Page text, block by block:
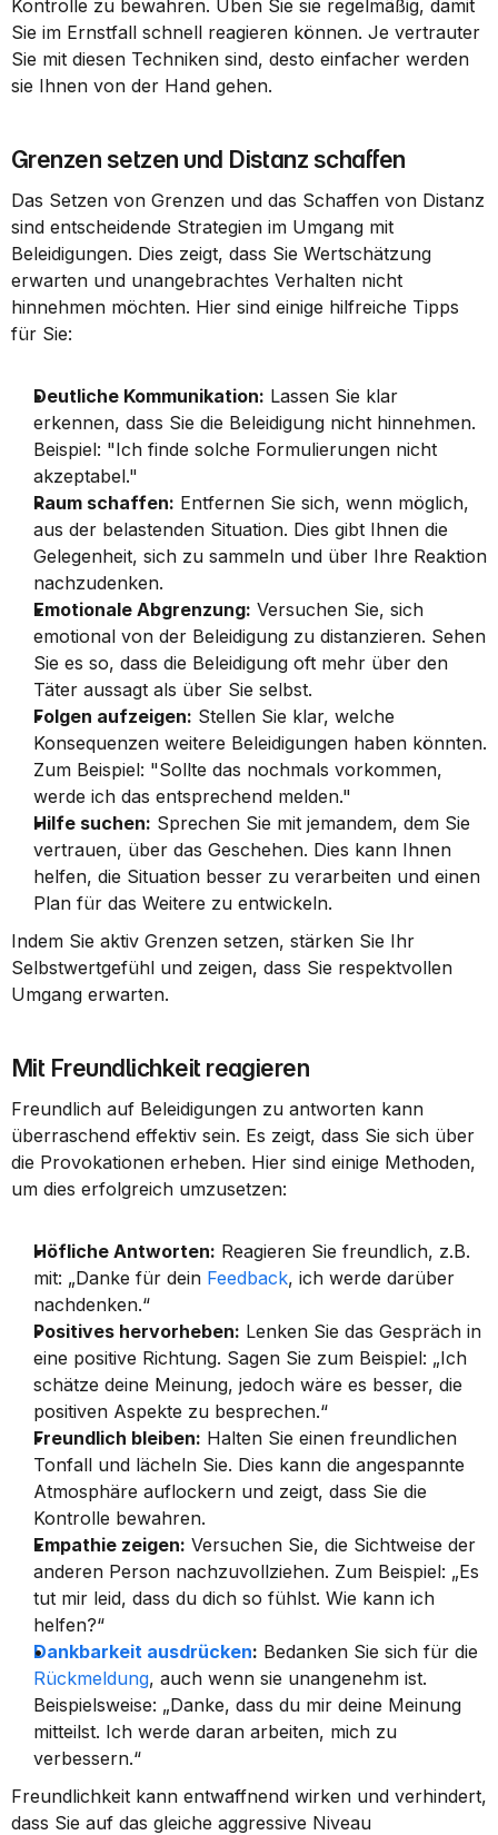
Kontrolle zu bewahren. Üben Sie sie regelmäßig, damit
Sie im Ernstfall schnell reagieren können. Je vertrauter
Sie mit diesen Techniken sind, desto einfacher werden
sie Ihnen von der Hand gehen.
Grenzen setzen und Distanz schaffen
Das Setzen von Grenzen und das Schaffen von Distanz
sind entscheidende Strategien im Umgang mit
Beleidigungen. Dies zeigt, dass Sie Wertschätzung
erwarten und unangebrachtes Verhalten nicht
hinnehmen möchten. Hier sind einige hilfreiche Tipps
für Sie:
Deutliche Kommunikation: Lassen Sie klar
erkennen, dass Sie die Beleidigung nicht hinnehmen.
Beispiel: "Ich finde solche Formulierungen nicht
akzeptabel."
Raum schaffen: Entfernen Sie sich, wenn möglich,
aus der belastenden Situation. Dies gibt Ihnen die
Gelegenheit, sich zu sammeln und über Ihre Reaktion
nachzudenken.
Emotionale Abgrenzung: Versuchen Sie, sich
emotional von der Beleidigung zu distanzieren. Sehen
Sie es so, dass die Beleidigung oft mehr über den
Täter aussagt als über Sie selbst.
Folgen aufzeigen: Stellen Sie klar, welche
Konsequenzen weitere Beleidigungen haben könnten.
Zum Beispiel: "Sollte das nochmals vorkommen,
werde ich das entsprechend melden."
Hilfe suchen: Sprechen Sie mit jemandem, dem Sie
vertrauen, über das Geschehen. Dies kann Ihnen
helfen, die Situation besser zu verarbeiten und einen
Plan für das Weitere zu entwickeln.
Indem Sie aktiv Grenzen setzen, stärken Sie Ihr
Selbstwertgefühl und zeigen, dass Sie respektvollen
Umgang erwarten.
Mit Freundlichkeit reagieren
Freundlich auf Beleidigungen zu antworten kann
überraschend effektiv sein. Es zeigt, dass Sie sich über
die Provokationen erheben. Hier sind einige Methoden,
um dies erfolgreich umzusetzen:
Höfliche Antworten: Reagieren Sie freundlich, z.B.
mit: „Danke für dein Feedback, ich werde darüber
nachdenken.“
Positives hervorheben: Lenken Sie das Gespräch in
eine positive Richtung. Sagen Sie zum Beispiel: „Ich
schätze deine Meinung, jedoch wäre es besser, die
positiven Aspekte zu besprechen.“
Freundlich bleiben: Halten Sie einen freundlichen
Tonfall und lächeln Sie. Dies kann die angespannte
Atmosphäre auflockern und zeigt, dass Sie die
Kontrolle bewahren.
Empathie zeigen: Versuchen Sie, die Sichtweise der
anderen Person nachzuvollziehen. Zum Beispiel: „Es
tut mir leid, dass du dich so fühlst. Wie kann ich
helfen?“
Dankbarkeit ausdrücken:
Rückmeldung, auch wenn sie unangenehm ist.
Beispielsweise: „Danke, dass du mir deine Meinung
mitteilst. Ich werde daran arbeiten, mich zu
verbessern.“
Freundlichkeit kann entwaffnend wirken und verhindert,
dass Sie auf das gleiche aggressive Niveau